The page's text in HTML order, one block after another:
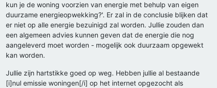
kun je de woning voorzien van energie met behulp van eigen
duurzame energieopwekking?'. Er zal in de conclusie blijken dat
er niet op alle energie bezuinigd zal worden. Jullie zouden dan
een algemeen advies kunnen geven dat de energie die nog
aangeleverd moet worden - mogelijk ook duurzaam opgewekt
kan worden.
Jullie zijn hartstikke goed op weg. Hebben jullie al bestaande
[i]nul emissie woningen[/i] op het internet opgezocht als